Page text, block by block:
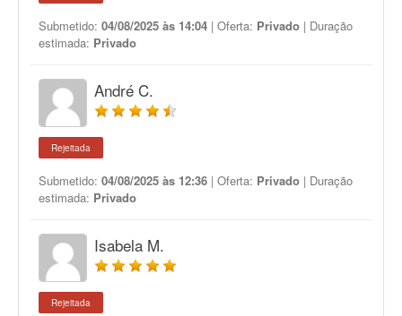
Submetido: 04/08/2025 às 14:04 | Oferta: Privado | Duração
estimada: Privado
André C.
Rejeitada
Submetido: 04/08/2025 às 12:36 | Oferta: Privado | Duração
estimada: Privado
Isabela M.
Rejeitada